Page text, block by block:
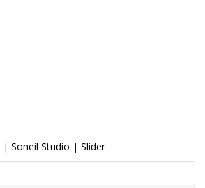
| Soneil Studio | Slider